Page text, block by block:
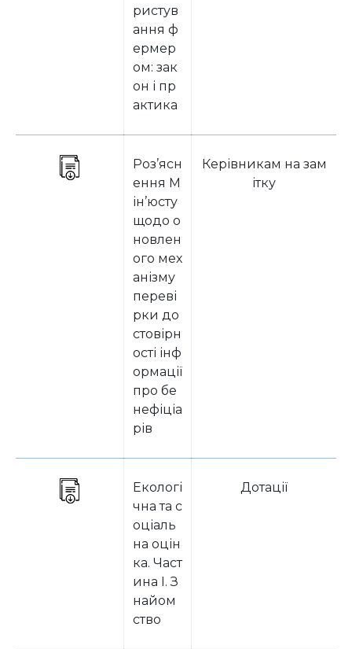
ристув
ання ф
ермер
ом: зак
он і пр
актика
Роз’ясн
ення М
ін’юсту
щодо о
новлен
ого мех
анізму
переві
рки до
стовірн
ості інф
ормації
про бе
нефіціа
рів
Керівникам на зам
ітку
Екологі
чна та с
оціаль
на оцін
ка. Част
ина І. З
найом
ство
Дотації